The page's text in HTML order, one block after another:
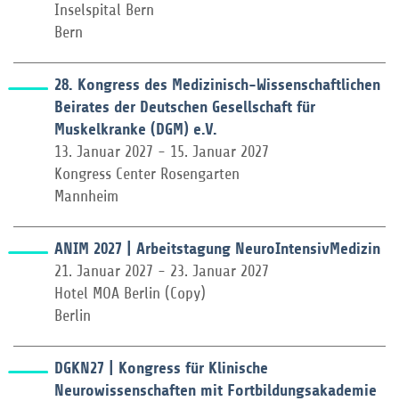
Inselspital Bern
Bern
28. Kongress des Medizinisch-Wissenschaftlichen
Beirates der Deutschen Gesellschaft für
Muskelkranke (DGM) e.V.
13. Januar 2027 - 15. Januar 2027
Kongress Center Rosengarten
Mannheim
ANIM 2027 | Arbeitstagung NeuroIntensivMedizin
21. Januar 2027 - 23. Januar 2027
Hotel MOA Berlin (Copy)
Berlin
DGKN27 | Kongress für Klinische
Neurowissenschaften mit Fortbildungsakademie